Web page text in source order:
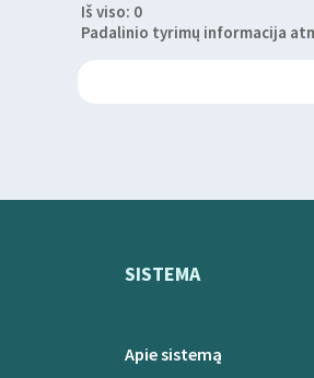
Iš viso: 0
Padalinio tyrimų informacija
SISTEMA
Apie sistemą